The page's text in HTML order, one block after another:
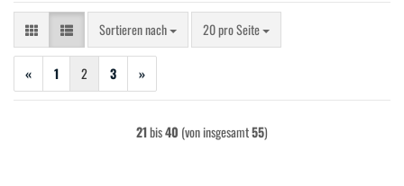
Sortieren nach
Sortieren nach 20 pro Seite
pro Seite
« 1 2 3 »
21bis40 (von insgesamt55)